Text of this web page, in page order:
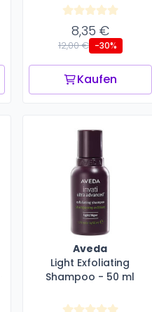
8,35 €
12,00 € -30%
Kaufen
Aveda
Light Exfoliating
Shampoo - 50 ml